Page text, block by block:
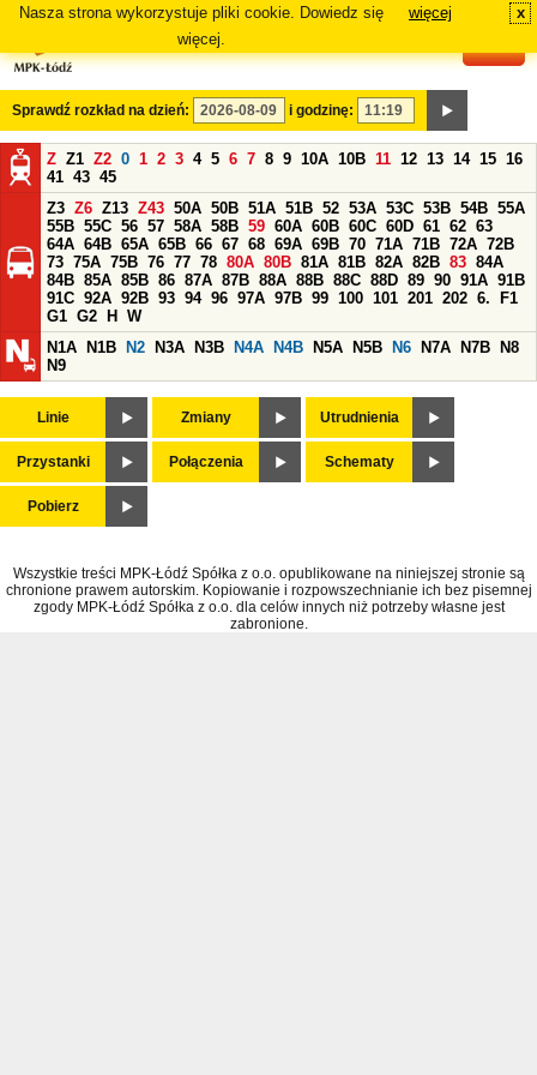
Nasza strona wykorzystuje pliki cookie. Dowiedz się
więcej.
więcej x
Sprawdź rozkład na dzień: i godzinę:
Z Z1 Z2 0 1 2 3 4 5 6 7 8 9 10A 10B 11 12 13 14 15 16
41 43 45
Z3 Z6 Z13 Z43 50A 50B 51A 51B 52 53A 53C 53B 54B 55A
55B 55C 56 57 58A 58B 59 60A 60B 60C 60D 61 62 63
64A 64B 65A 65B 66 67 68 69A 69B 70 71A 71B 72A 72B
73 75A 75B 76 77 78 80A 80B 81A 81B 82A 82B 83 84A
84B 85A 85B 86 87A 87B 88A 88B 88C 88D 89 90 91A 91B
91C 92A 92B 93 94 96 97A 97B 99 100 101 201 202 6.
F1
G1 G2 H
W
N1A
N1B N2 N3A N3B N4A N4B N5A N5B N6 N7A N7B
N8
N9
Linie Zmiany Utrudnienia
Przystanki Połączenia Schematy
Pobierz
Wszystkie treści MPK-Łódź Spółka z o.o. opublikowane na niniejszej stronie są
chronione prawem autorskim. Kopiowanie i rozpowszechnianie ich bez pisemnej
zgody MPK-Łódź Spółka z o.o. dla celów innych niż potrzeby własne jest
zabronione.